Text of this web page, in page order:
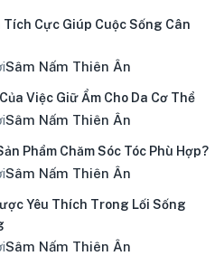
Cực Giúp Cuộc Sống Cân
Sâm Nấm Thiên Ân
Việc Giữ Ẩm Cho Da Cơ Thể
Sâm Nấm Thiên Ân
Phẩm Chăm Sóc Tóc Phù Hợp?
Sâm Nấm Thiên Ân
Yêu Thích Trong Lối Sống
Sâm Nấm Thiên Ân